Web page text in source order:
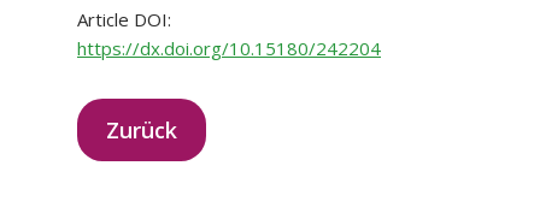
Article DOI:
https://dx.doi.org/10.15180/242204
Zurück